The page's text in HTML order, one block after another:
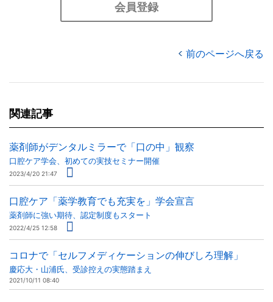
会員登録
前のページへ戻る
関連記事
薬剤師がデンタルミラーで「口の中」観察
口腔ケア学会、初めての実技セミナー開催
2023/4/20 21:47
口腔ケア「薬学教育でも充実を」学会宣言
薬剤師に強い期待、認定制度もスタート
2022/4/25 12:58
コロナで「セルフメディケーションの伸びしろ理解」
慶応大・山浦氏、受診控えの実態踏まえ
2021/10/11 08:40